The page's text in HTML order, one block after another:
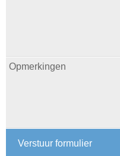
Opmerkingen
Verstuur formulier